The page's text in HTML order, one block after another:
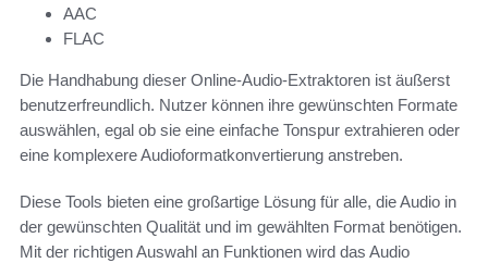
AAC
FLAC
Die Handhabung dieser Online-Audio-Extraktoren ist äußerst
benutzerfreundlich. Nutzer können ihre gewünschten Formate
auswählen, egal ob sie eine einfache Tonspur extrahieren oder
eine komplexere Audioformatkonvertierung anstreben.
Diese Tools bieten eine großartige Lösung für alle, die Audio in
der gewünschten Qualität und im gewählten Format benötigen.
Mit der richtigen Auswahl an Funktionen wird das Audio